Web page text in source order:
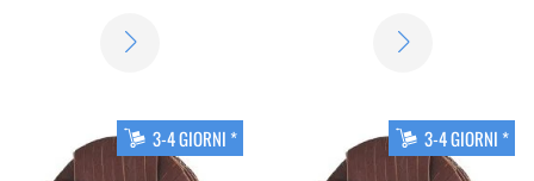
3-4 GIORNI * 3-4 GIORNI *